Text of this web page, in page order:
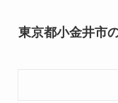
東京都小金井市